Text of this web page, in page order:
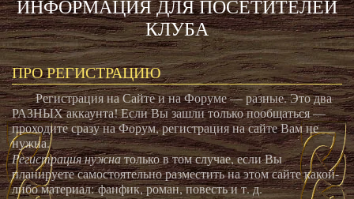
ИНФОРМАЦИЯ ДЛЯ ПОСЕТИТЕЛЕЙ
КЛУБА
ПРО РЕГИСТРАЦИЮ
Регистрация на Сайте и на Форуме — разные. Это два
РАЗНЫХ аккаунта! Если Вы зашли только пообщаться —
проходите сразу на Форум, регистрация на сайте Вам не
нужна.
Регистрация нужнатолько в том случае, если Вы
планируете самостоятельно разместить на этом сайте какой-
либо материал: фанфик, роман, повесть и т. д.